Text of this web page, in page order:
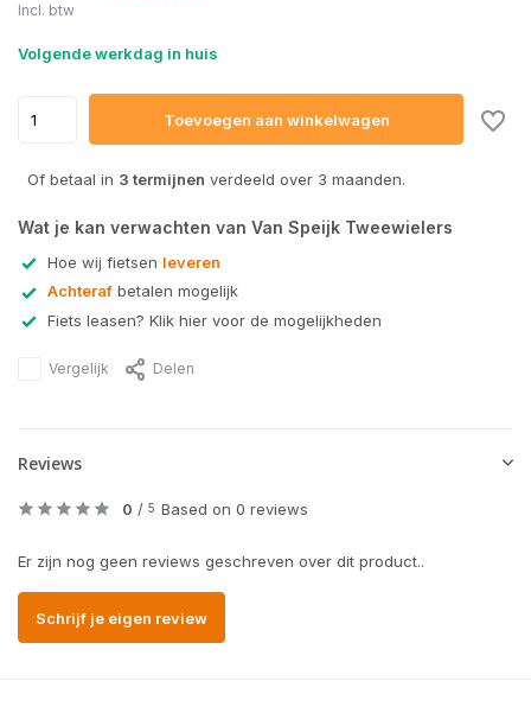
Incl. btw
Volgende werkdag in huis
Toevoegen aan winkelwagen
Of betaal in 3 termijnen verdeeld over 3 maanden.
Wat je kan verwachten van Van Speijk Tweewielers
Hoe wij fietsen leveren
Achteraf betalen mogelijk
Fiets leasen? Klik hier voor de mogelijkheden
Vergelijk Delen
Reviews
0 / 5 Based on 0 reviews
Er zijn nog geen reviews geschreven over dit product..
Schrijf je eigen review